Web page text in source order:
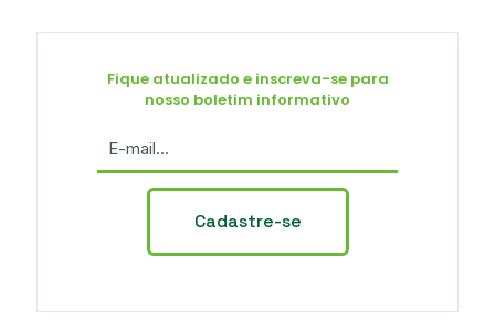
Fique atualizado e inscreva-se para
nosso boletim informativo